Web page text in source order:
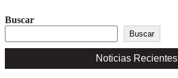
Buscar
Buscar
Noticias Recientes